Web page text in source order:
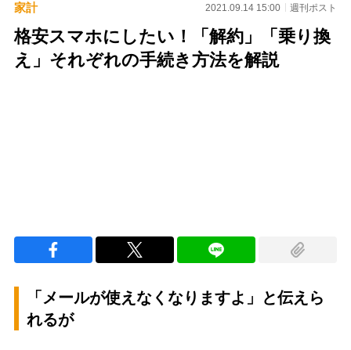
家計 2021.09.14 15:00 週刊ポスト
格安スマホにしたい！「解約」「乗り換
え」それぞれの手続き方法を解説
「メールが使えなくなりますよ」と伝えら
れるが